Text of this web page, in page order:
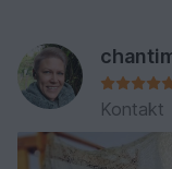
Kontakt